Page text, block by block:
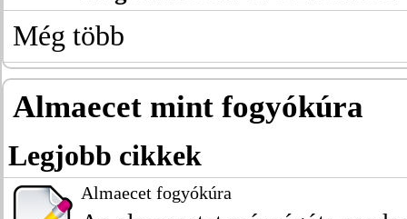
Még több
Almaecet mint fogyókúra
Legjobb cikkek
Almaecet fogyókúra